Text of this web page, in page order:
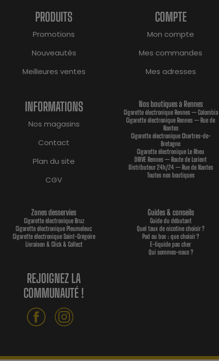
PRODUITS
Promotions
Nouveautés
Meilleures ventes
COMPTE
Mon compte
Mes commandes
Mes adresses
INFORMATIONS
Nos magasins
Contact
Plan du site
CGV
Nos boutiques à Rennes
Cigarette électronique Rennes — Colombia
Cigarette électronique Rennes — Rue de
Nantes
Cigarette électronique Chartres-de-
Bretagne
Cigarette électronique Le Rheu
DRIVE Rennes — Route de Lorient
Distributeur 24h/24 — Rue de Nantes
Toutes nos boutiques
Zones desservies
Cigarette électronique Bruz
Cigarette électronique Pleumeleuc
Cigarette électronique Saint-Grégoire
Livraison & Click & Collect
Guides & conseils
Guide du débutant
Quel taux de nicotine choisir ?
Pod ou box : que choisir ?
E-liquide pas cher
Qui sommes-nous ?
REJOIGNEZ LA
COMMUNAUTÉ !